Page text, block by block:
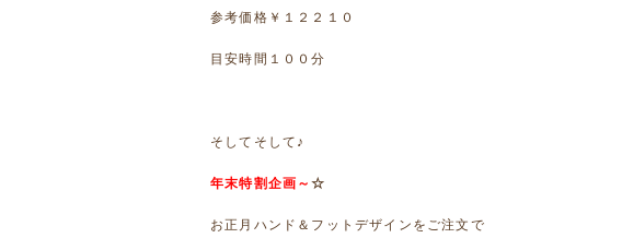
参考価格￥１２２１０
目安時間１００分
そしてそして♪
年末特割企画～☆
お正月ハンド＆フットデザインをご注文で